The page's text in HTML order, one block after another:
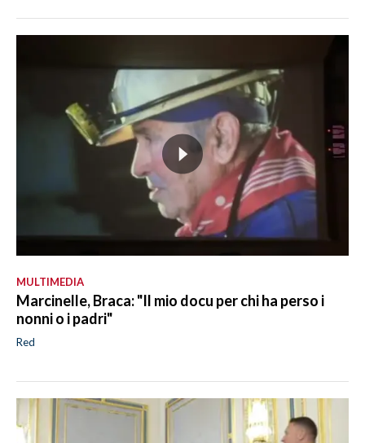
MULTIMEDIA
Marcinelle, Braca: "Il mio docu per chi ha perso i
nonni o i padri"
Red